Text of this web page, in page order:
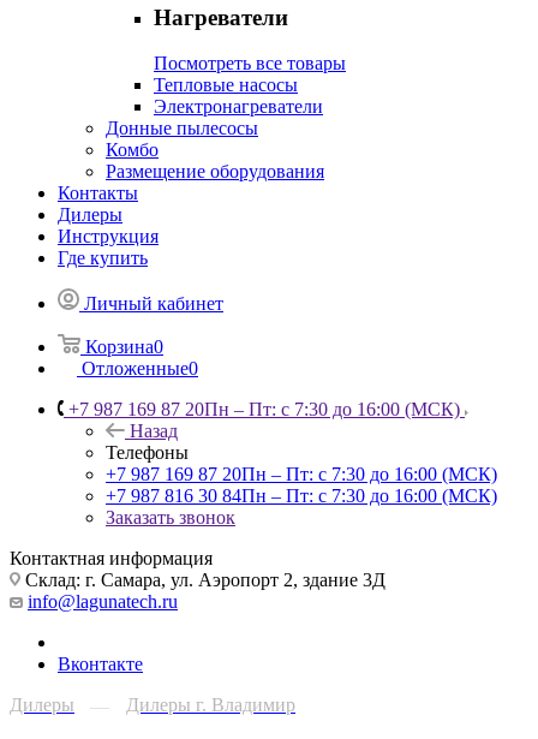
Нагреватели
Посмотреть все товары
Тепловые насосы
Электронагреватели
Донные пылесосы
Комбо
Размещение оборудования
Контакты
Дилеры
Инструкция
Где купить
Личный кабинет
Корзина0
Отложенные0
+7 987 169 87 20Пн – Пт: с 7:30 до 16:00 (МСК)
Назад
Телефоны
+7 987 169 87 20Пн – Пт: с 7:30 до 16:00 (МСК)
+7 987 816 30 84Пн – Пт: с 7:30 до 16:00 (МСК)
Заказать звонок
Контактная информация
Склад: г. Самара, ул. Аэропорт 2, здание 3Д
info@lagunatech.ru
Вконтакте
Дилеры
— Дилеры г. Владимир